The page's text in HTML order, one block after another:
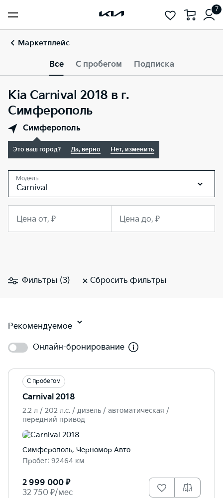
7
Маркетплейс
Все С пробегом Подписка
Kia Carnival 2018 в г.
Симферополь
Симферополь
Это ваш город? Да, верно Нет, изменить
Модель
Carnival
Цена от, ₽ Цена до, ₽
Фильтры (3) Сбросить фильтры
Рекомендуемое
Онлайн-бронирование
С пробегом
Carnival 2018
2.2 л / 202 л.c. / дизель / автоматическая /
передний привод
Симферополь, Черномор Авто
Пробег: 92464 км
2 999 000 ₽
32 750 ₽/мес